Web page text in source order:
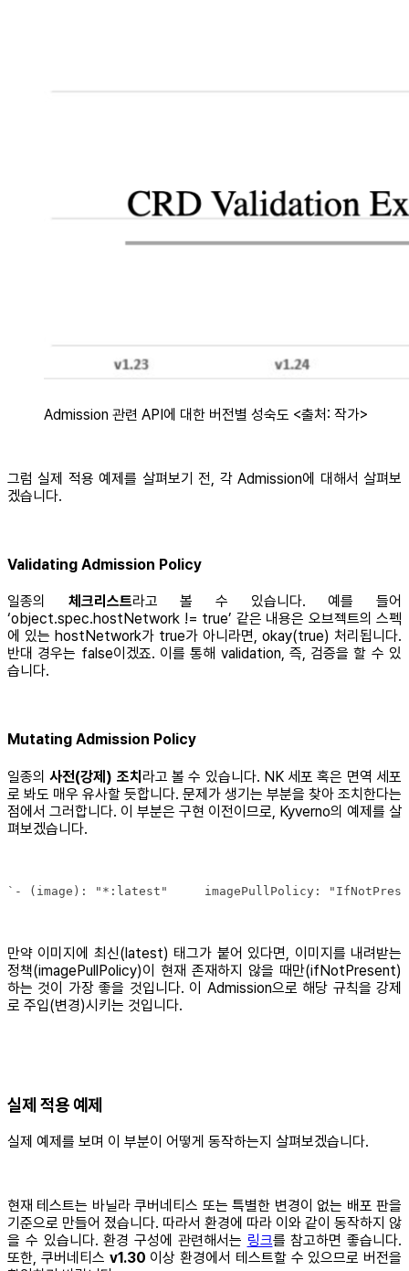
Admission 관련 API에 대한 버전별 성숙도 <출처: 작가>
그럼 실제 적용 예제를 살펴보기 전, 각 Admission에 대해서 살펴보
겠습니다.
Validating Admission Policy
일종의 체크리스트라고 볼 수 있습니다. 예를 들어
‘object.spec.hostNetwork != true’ 같은 내용은 오브젝트의 스펙
에 있는 hostNetwork가 true가 아니라면, okay(true) 처리됩니다.
반대 경우는 false이겠죠. 이를 통해 validation, 즉, 검증을 할 수 있
습니다.
Mutating Admission Policy
일종의사전(강제) 조치 라고 볼 수 있습니다. NK 세포 혹은 면역 세포
로 봐도 매우 유사할 듯합니다. 문제가 생기는 부분을 찾아 조치한다는
점에서 그러합니다. 이 부분은 구현 이전이므로, Kyverno의 예제를 살
펴보겠습니다.
`- (image): "*:latest"​     imagePullPolicy:
만약 이미지에 최신(latest) 태그가 붙어 있다면, 이미지를 내려받는
정책(imagePullPolicy)이 현재 존재하지 않을 때만(ifNotPresent)
하는 것이 가장 좋을 것입니다. 이 Admission으로 해당 규칙을 강제
로 주입(변경)시키는 것입니다.
실제 적용 예제
실제 예제를 보며 이 부분이 어떻게 동작하는지 살펴보겠습니다.
현재 테스트는 바닐라 쿠버네티스 또는 특별한 변경이 없는 배포 판을
기준으로 만들어 졌습니다. 따라서 환경에 따라 이와 같이 동작하지 않
을 수 있습니다. 환경 구성에 관련해서는 링크를 참고하면 좋습니다.
또한, 쿠버네티스 v1.30 이상 환경에서 테스트할 수 있으므로 버전을